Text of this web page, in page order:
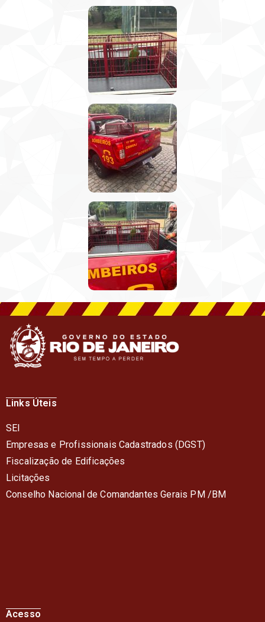
Links Úteis
SEI
Empresas e Profissionais Cadastrados (DGST)
Fiscalização de Edificações
Licitações
Conselho Nacional de Comandantes Gerais PM /BM
Acesso